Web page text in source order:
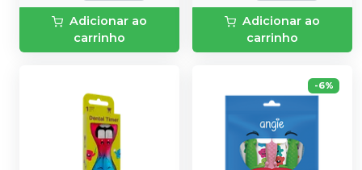
Adicionar ao
carrinho
Adicionar ao
carrinho
-6%